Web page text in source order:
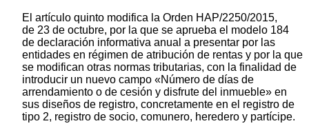
El artículo quinto modifica la Orden HAP/2250/2015,
de 23 de octubre, por la que se aprueba el modelo 184
de declaración informativa anual a presentar por las
entidades en régimen de atribución de rentas y por la que
se modifican otras normas tributarias, con la finalidad de
introducir un nuevo campo «Número de días de
arrendamiento o de cesión y disfrute del inmueble» en
sus diseños de registro, concretamente en el registro de
tipo 2, registro de socio, comunero, heredero y partícipe.